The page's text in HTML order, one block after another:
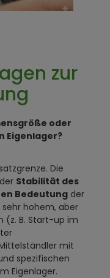
zur
oder
Eigenlager?
Die
Stabilität des
Bedeutung der
hohem, aber
(z. B. Start-up im
mit
spezifischen
Eigenlager.